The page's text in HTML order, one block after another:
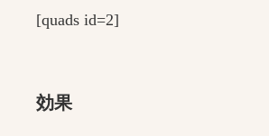
[quads id=2]
効果